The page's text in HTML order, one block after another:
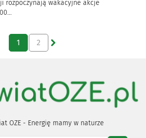
rozpoczynają wakacyjne akcje
1 2
OZE - Energię mamy w naturze